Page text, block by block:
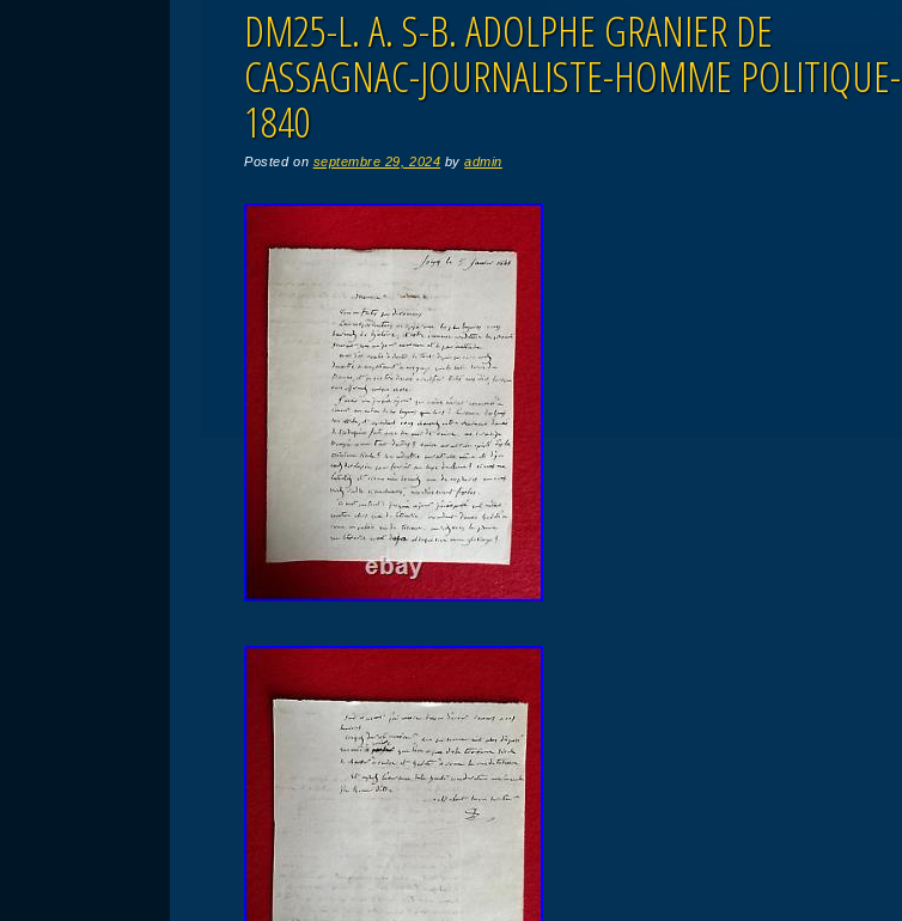
DM25-L. A. S-B. ADOLPHE GRANIER DE
CASSAGNAC-JOURNALISTE-HOMME POLITIQUE-
1840
Posted on septembre 29, 2024 byadmin